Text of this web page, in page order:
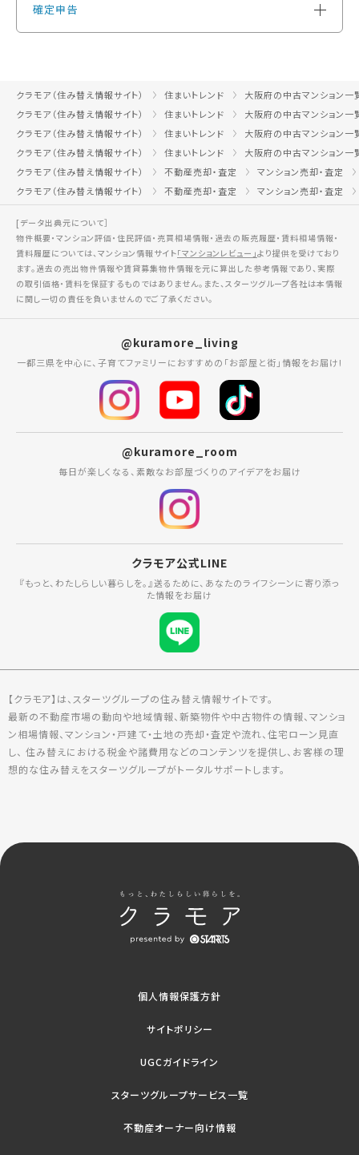
確定申告
クラモア（住み替え情報サイト） 住まいトレンド
大阪府の中古マンション一
クラモア（住み替え情報サイト）
住まいトレンド
大阪府の中古マンション一
クラモア（住み替え情報サイト）
住まいトレンド
大阪府の中古マンション一
クラモア（住み替え情報サイト）
住まいトレンド
大阪府の中古マンション一
クラモア（住み替え情報サイト）
不動産売却・査定
マンション売却・査定
クラモア（住み替え情報サイト）
不動産売却・査定 マンション売却・査定
[データ出典元について］
物件概要・マンション評価・住民評価・売買相場情報・過去の販売履歴・賃料相場情報・
賃料履歴については、マンション情報サイト「マンションレビュー」より提供を受けており
ます。過去の売出物件情報や賃貸募集物件情報を元に算出した参考情報であり、実際
の取引価格・賃料を保証するものではありません。また、スターツグループ各社は本情報
に関し一切の責任を負いませんのでご了承ください。
@kuramore_living
一都三県を中心に、子育てファミリーにおすすめの「お部屋と街」情報をお届け!
@kuramore_room
毎日が楽しくなる、素敵なお部屋づくりのアイデアをお届け
クラモア公式LINE
『もっと、わたしらしい暮らしを。』送るために、あなたのライフシーンに寄り添っ
た情報をお届け
【クラモア】は、スターツグループの住み替え情報サイトです。
最新の不動産市場の動向や地域情報、新築物件や中古物件の情報、マンショ
ン相場情報、マンション・戸建て・土地の売却・査定や流れ、住宅ローン見直
し、 住み替えにおける税金や諸費用などのコンテンツを提供し、お客様の理
想的な住み替えをスターツグループがトータルサポートします。
個人情報保護方針
サイトポリシー
UGCガイドライン
スターツグループサービス一覧
不動産オーナー向け情報